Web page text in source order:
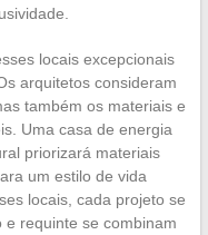
locais excepcionais
arquitetos consideram
também os materiais e
Uma casa de energia
priorizará materiais
um estilo de vida
locais, cada projeto se
requinte se combinam